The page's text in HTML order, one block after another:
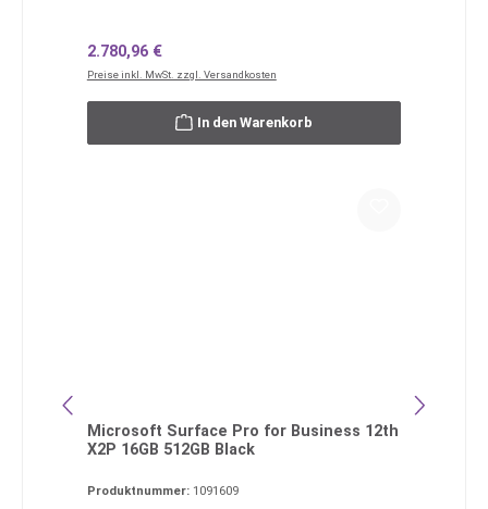
Regulärer Preis:
2.780,96 €
Preise inkl. MwSt. zzgl. Versandkosten
In den Warenkorb
Microsoft Surface Pro for Business 12th
X2P 16GB 512GB Black
Produktnummer: 1091609